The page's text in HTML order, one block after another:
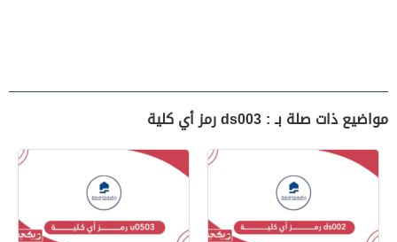
مواضيع ذات صلة بـ : ds003 رمز أي كلية